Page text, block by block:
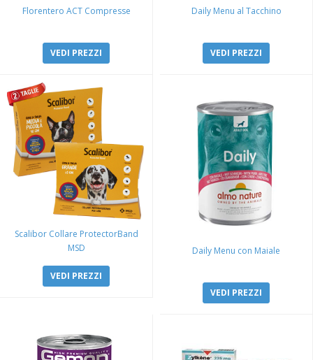
Florentero ACT Compresse
VEDI PREZZI
Daily Menu al Tacchino
VEDI PREZZI
Scalibor Collare ProtectorBand
MSD
VEDI PREZZI
Daily Menu con Maiale
VEDI PREZZI